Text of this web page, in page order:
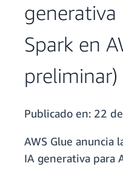
generativa
Spark en
preliminar)
Publicado en: 22
AWS Glue anuncia
IA generativa para